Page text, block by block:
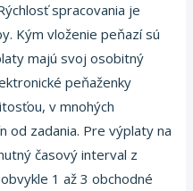
spracovania je
Kým vloženie peňazí sú
majú svoj osobitný
peňaženky
v mnohých
od zadania. Pre výplaty na
časový interval z
1 až 3 obchodné